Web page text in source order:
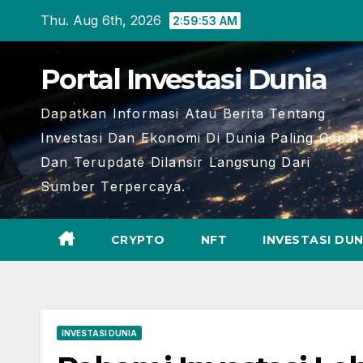
Thu. Aug 6th, 2026 2:59:54 AM
Portal Investasi Dunia
Dapatkan Informasi Atau Berita Tentang
Investasi Dan Ekonomi Di Dunia Paling Cepat
Dan Terupdate Dilansir Langsung Dari
Sumber Terpercaya.
CRYPTO NFT INVESTASI
INVESTASI DUNIA